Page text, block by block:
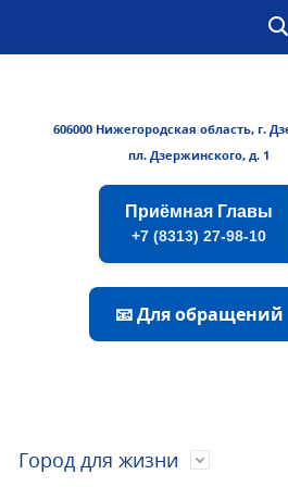
606000 Нижегородская область, г.
пл. Дзержинского, д. 1
Приёмная Главы
+7 (8313) 27-98-10
📧 Для обращений
Город для жизни